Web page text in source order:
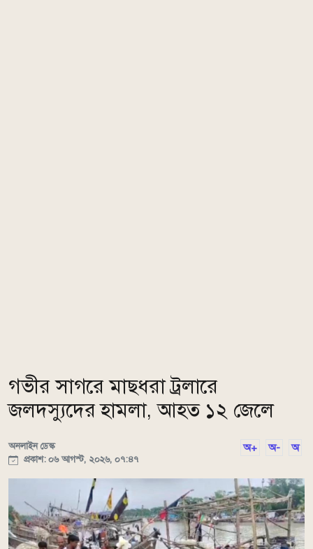
গভীর সাগরে মাছধরা ট্রলারে
জলদস্যুদের হামলা, আহত ১২ জেলে
অনলাইন ডেস্ক
প্রকাশ: ০৬ আগস্ট, ২০২৬, ০৭:৪৭
অ+ অ- অ